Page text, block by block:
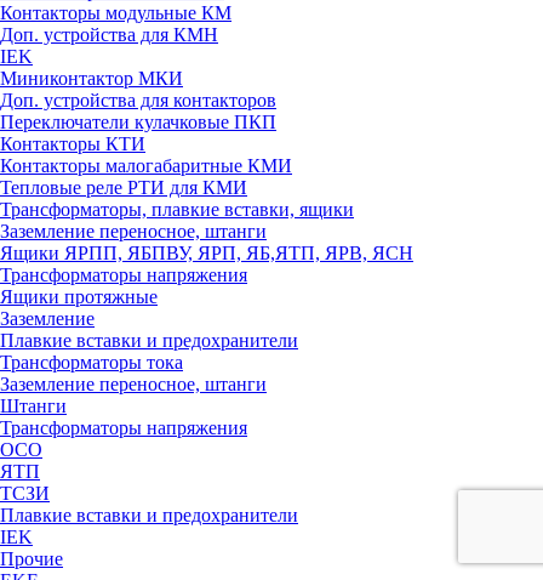
Контакторы модульные КМ
Доп. устройства для КМН
IEK
Миниконтактор МКИ
Доп. устройства для контакторов
Переключатели кулачковые ПКП
Контакторы КТИ
Контакторы малогабаритные КМИ
Тепловые реле РTИ для КМИ
Трансформаторы, плавкие вставки, ящики
Заземление переносное, штанги
Ящики ЯРПП, ЯБПВУ, ЯРП, ЯБ,ЯТП, ЯРВ, ЯСН
Трансформаторы напряжения
Ящики протяжные
Заземление
Плавкие вставки и предохранители
Трансформаторы тока
Заземление переносное, штанги
Штанги
Трансформаторы напряжения
ОСО
ЯТП
ТСЗИ
Плавкие вставки и предохранители
IEK
Прочие